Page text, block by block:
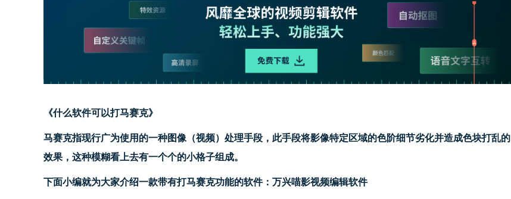
《什么软件可以打马赛克》
马赛克指现行广为使用的一种图像（视频）处理手段，此手段将影像特定区域的色阶细节劣化并造成色块打乱的
效果，这种模糊看上去有一个个的小格子组成。
下面小编就为大家介绍一款带有打马赛克功能的软件：万兴喵影视频编辑软件